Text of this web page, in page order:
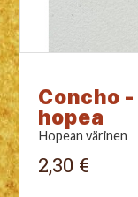
Concho
hopea
Hopean värinen
2,30 €